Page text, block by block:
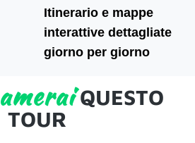
Itinerario e mappe
interattive dettagliate
giorno per giorno
ameraiQUESTO
TOUR